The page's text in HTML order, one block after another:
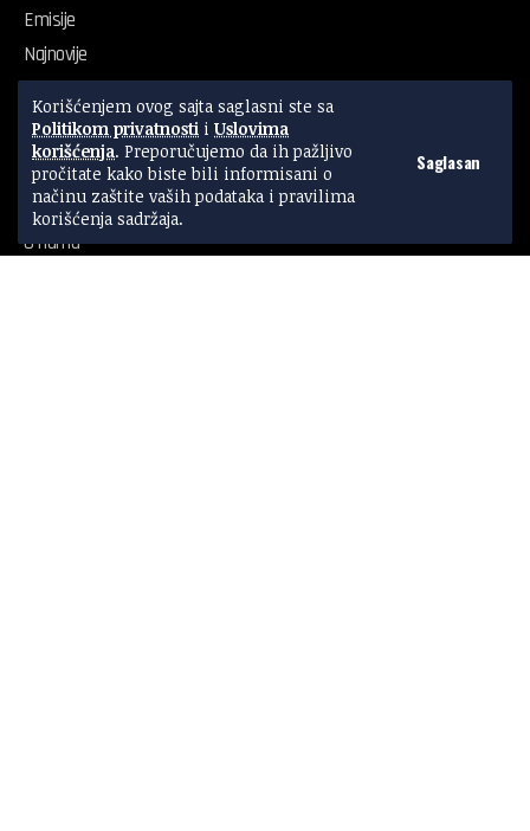
Korišćenjem ovog sajta saglasni ste sa
Politikom privatnosti i Uslovima
korišćenja. Preporučujemo da ih pažljivo
pročitate kako biste bili informisani o
načinu zaštite vaših podataka i pravilima
korišćenja sadržaja.
Saglasan
Emisije
Najnovije
Servis
Kvalitet vazduha
Radio Sloboda
O nama